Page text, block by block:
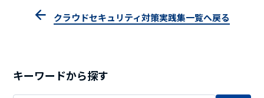
クラウドセキュリティ対策実践集一覧へ戻る
キーワードから探す